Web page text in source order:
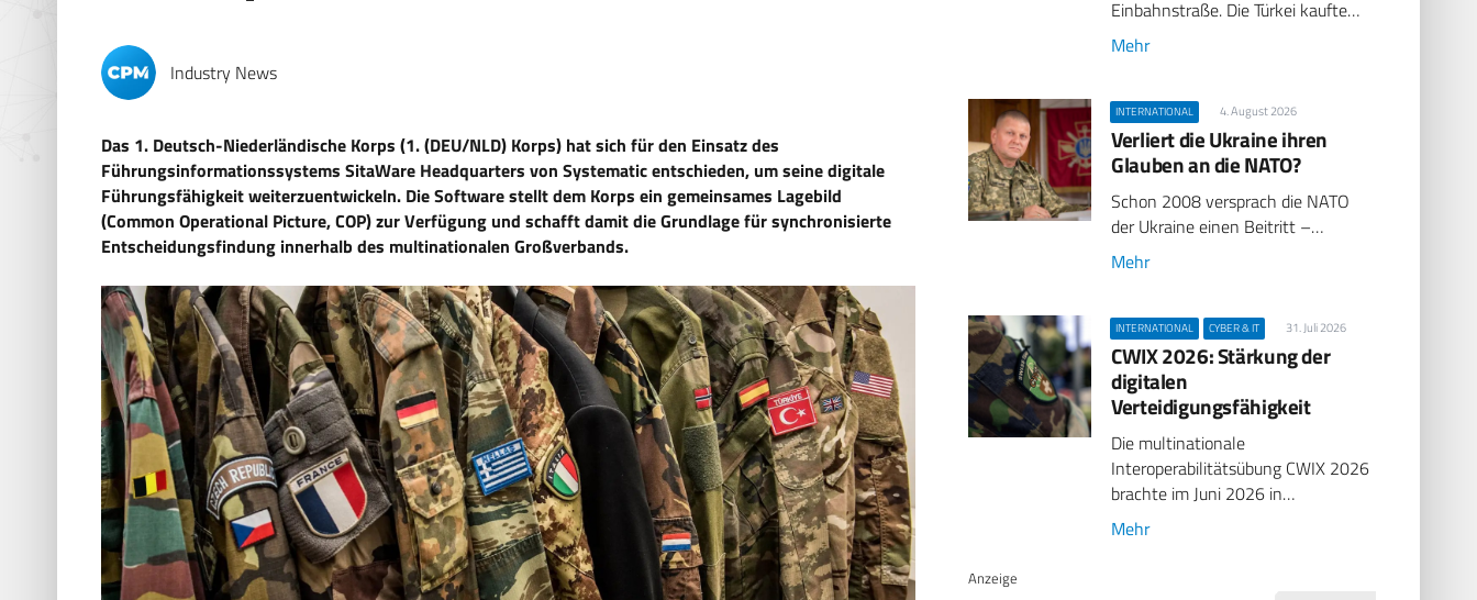
Industry News
Das 1. Deutsch-Niederländische Korps (1. (DEU/NLD) Korps) hat sich für den Einsatz des
Führungsinformationssystems SitaWare Headquarters von Systematic entschieden, um seine digitale
Führungsfähigkeit weiterzuentwickeln. Die Software stellt dem Korps ein gemeinsames Lagebild
(Common Operational Picture, COP) zur Verfügung und schafft damit die Grundlage für synchronisierte
Entscheidungsfindung innerhalb des multinationalen Großverbands.
Einbahnstraße. Die Türkei kaufte…
Mehr
INTERNATIONAL 4. August 2026
Verliert die Ukraine ihren
Glauben an die NATO?
Schon 2008 versprach die NATO
der Ukraine einen Beitritt –…
Mehr
INTERNATIONAL CYBER & IT 31. Juli 2026
CWIX 2026: Stärkung der
digitalen
Verteidigungsfähigkeit
Die multinationale
Interoperabilitätsübung CWIX 2026
brachte im Juni 2026 in…
Mehr
Anzeige